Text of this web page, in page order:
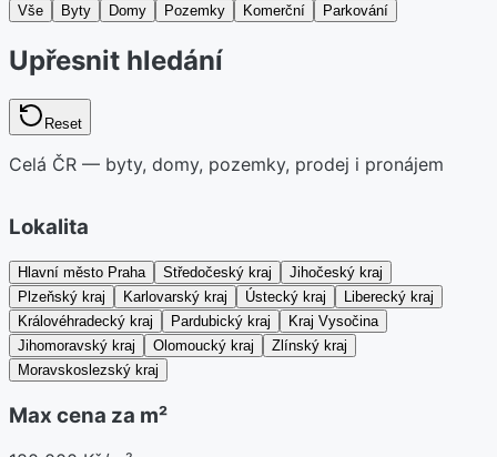
Vše Byty Domy Pozemky Komerční Parkování
Upřesnit hledání
Reset
Celá ČR — byty, domy, pozemky, prodej i pronájem
Lokalita
Hlavní město Praha Středočeský kraj
Jihočeský kraj
Plzeňský kraj
Karlovarský kraj Ústecký kraj
Liberecký kraj
Královéhradecký kraj
Pardubický kraj
Kraj Vysočina
Jihomoravský kraj
Olomoucký kraj
Zlínský kraj
Moravskoslezský kraj
Max cena za m²